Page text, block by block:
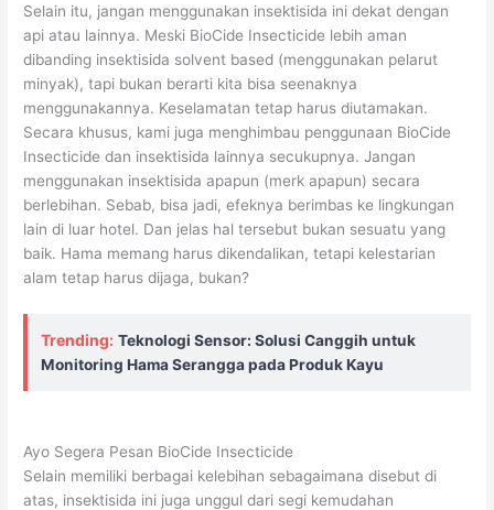
Selain itu, jangan menggunakan insektisida ini dekat dengan
api atau lainnya. Meski BioCide Insecticide lebih aman
dibanding insektisida solvent based (menggunakan pelarut
minyak), tapi bukan berarti kita bisa seenaknya
menggunakannya. Keselamatan tetap harus diutamakan.
Secara khusus, kami juga menghimbau penggunaan BioCide
Insecticide dan insektisida lainnya secukupnya. Jangan
menggunakan insektisida apapun (merk apapun) secara
berlebihan. Sebab, bisa jadi, efeknya berimbas ke lingkungan
lain di luar hotel. Dan jelas hal tersebut bukan sesuatu yang
baik. Hama memang harus dikendalikan, tetapi kelestarian
alam tetap harus dijaga, bukan?
Trending: Teknologi Sensor: Solusi Canggih untuk
Monitoring Hama Serangga pada Produk Kayu
Ayo Segera Pesan BioCide Insecticide
Selain memiliki berbagai kelebihan sebagaimana disebut di
atas, insektisida ini juga unggul dari segi kemudahan